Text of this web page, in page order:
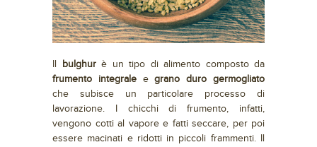
bulghurè un tipo di alimento composto da
frumento integraleegrano duro germogliato
che subisce un particolare processo di
lavorazione. I chicchi di frumento, infatti,
vengono cotti al vapore e fatti seccare, per poi
essere macinati e ridotti in piccoli frammenti. Il